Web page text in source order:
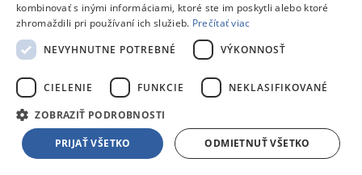
Garmin dezl LGV720 (7.0")- GPS navigácia pre nákladné vozidlá
Doprava zdarma
Na objednávku
Zľava Klubu: Bežná cena: -6,10 €
Pridať do košíka
Porovnať
251010
kombinovať s inými informáciami, ktoré ste im poskytli alebo ktoré
zhromaždili pri používaní ich služieb. Prečítať viac
NEVYHNUTNE POTREBNÉ
VÝKONNOSŤ
CIELENIE FUNKCIE NEKLASIFIKOVANÉ
ZOBRAZIŤ PODROBNOSTI
PRIJAŤ VŠETKO ODMIETNUŤ VŠETKO